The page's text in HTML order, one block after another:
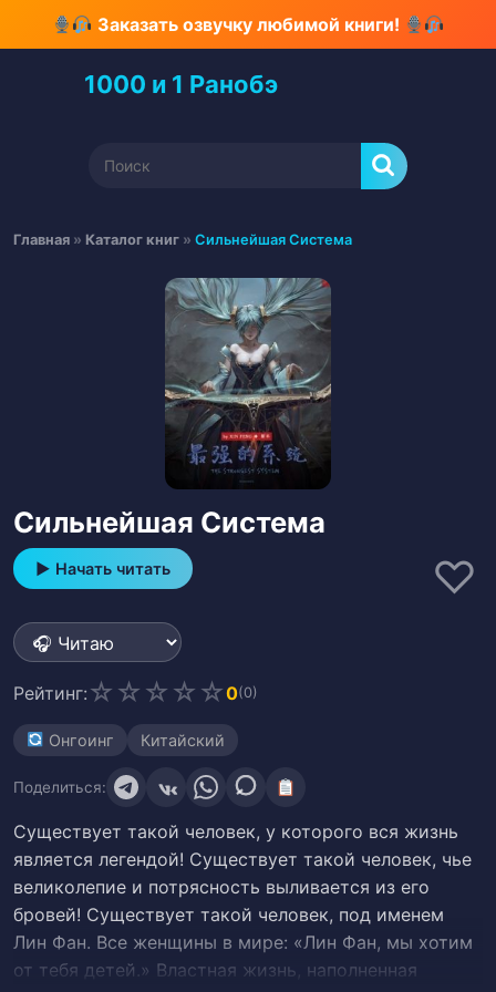
Перейти
Заказать озвучку любимой книги!
1000 и 1 Ранобэ
Найти:
Главная » Каталог книг » Сильнейшая Система
Сильнейшая Система
▶ Начать читать ♡
Рейтинг: ☆ ☆ ☆ ☆ ☆0(0)
Онгоинг Китайский
Поделиться:
Существует такой человек, у которого вся жизнь
является легендой! Существует такой человек, чье
великолепие и потрясность выливается из его
бровей! Существует такой человек, под именем
Лин Фан. Все женщины в мире: «Лин Фан, мы хотим
от тебя детей.» Властная жизнь, наполненная